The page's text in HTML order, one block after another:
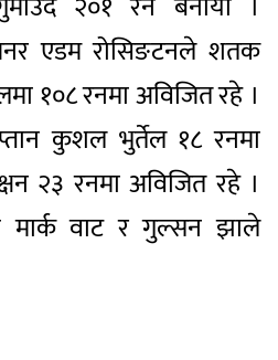
एडम रोसिङटनले शतक
१०८ रनमा अविजित रहे ।
कुशल भुर्तेल १८ रनमा
२३ रनमा अविजित रहे ।
मार्क वाट र गुल्सन झाले